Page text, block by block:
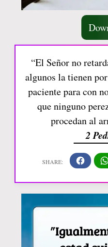
“El Señor no
algunos la tienen
paciente para con
que ninguno
procedan al
2